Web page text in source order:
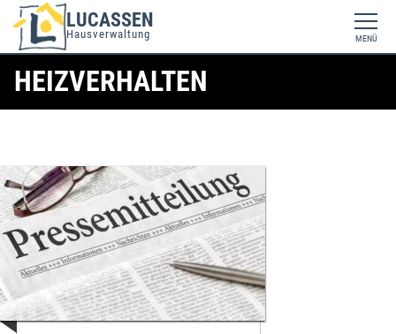
LUCASSEN
Hausverwaltung MENÜ
HEIZVERHALTEN